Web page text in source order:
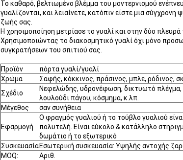
Το καθαρό, βελτιωμένο βλέμμα του μοντερνισμού
γυαλίζονται, και λειαίνετε, κατόπιν είστε μια
ζωής σας.
Η χρησιμοποίηση μετρίασε το γυαλί και στην δύο
Χρησιμοποιώντας το διακοσμητικό γυαλί όχι μόνο
συγκρατήσεων του σπιτιού σας.
Προϊόν
πόρτα γυαλί/γυαλί
Χρώμα
Σαφής, κόκκινος, πράσινος, μπλε, ρόδινος,
Σχέδιο
Νεφελώδης, υδρονέφωση, δικτυωτό
λουλούδι πάγου, κόσμημα, κ.λπ.
Μέγεθος
σαν συνήθεια
Εφαρμογή
Ο φραγμός γυαλιού ή το τούβλο γυαλιού
πολυτελή. Είναι εύκολο & κατάλληλο
δωμάτιο ή το εξωτερικό
ΣυσκευασίαΕσωτερική συσκευασία: Υψηλής αντοχής
MOQ:
Αριθ.